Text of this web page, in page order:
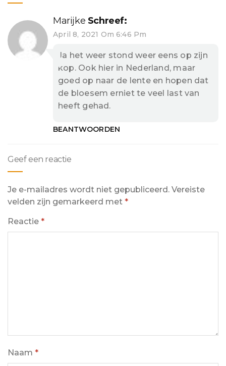
Marijke Schreef:
April 8, 2021 Om 6:46 Pm
Ja het weer stond weer eens op zijn
kop. Ook hier in Nederland, maar
goed op naar de lente en hopen dat
de bloesem erniet te veel last van
heeft gehad.
BEANTWOORDEN
Geef een reactie
Je e-mailadres wordt niet gepubliceerd. Vereiste
velden zijn gemarkeerd met *
Reactie *
Naam *